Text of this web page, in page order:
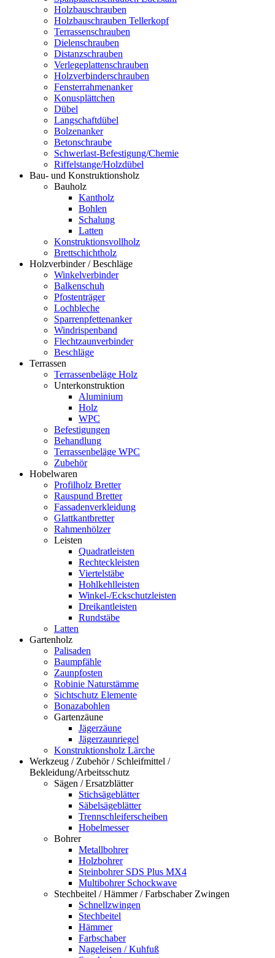
Holzbauschrauben
Holzbauschrauben Tellerkopf
Terrassenschrauben
Dielenschrauben
Distanzschrauben
Verlegeplattenschrauben
Holzverbinderschrauben
Fensterrahmenanker
Konusplättchen
Dübel
Langschaftdübel
Bolzenanker
Betonschraube
Schwerlast-Befestigung/Chemie
Riffelstange/Holzdübel
Bau- und Konstruktionsholz
Bauholz
Kantholz
Bohlen
Schalung
Latten
Konstruktionsvollholz
Brettschichtholz
Holzverbinder / Beschläge
Winkelverbinder
Balkenschuh
Pfostenträger
Lochbleche
Sparrenpfettenanker
Windrispenband
Flechtzaunverbinder
Beschläge
Terrassen
Terrassenbeläge Holz
Unterkonstruktion
Aluminium
Holz
WPC
Befestigungen
Behandlung
Terrassenbeläge WPC
Zubehör
Hobelwaren
Profilholz Bretter
Rauspund Bretter
Fassadenverkleidung
Glattkantbretter
Rahmenhölzer
Leisten
Quadratleisten
Rechteckleisten
Viertelstäbe
Hohlkehlleisten
Winkel-/Eckschutzleisten
Dreikantleisten
Rundstäbe
Latten
Gartenholz
Palisaden
Baumpfähle
Zaunpfosten
Robinie Naturstämme
Sichtschutz Elemente
Bonazabohlen
Gartenzäune
Jägerzäune
Jägerzaunriegel
Konstruktionsholz Lärche
Werkzeug / Zubehör / Schleifmittel /
Bekleidung/Arbeitsschutz
Sägen / Ersatzblätter
Stichsägeblätter
Säbelsägeblätter
Trennschleiferscheiben
Hobelmesser
Bohrer
Metallbohrer
Holzbohrer
Steinbohrer SDS Plus MX4
Multibohrer Schockwave
Stechbeitel / Hämmer / Farbschaber Zwingen
Schnellzwingen
Stechbeitel
Hämmer
Farbschaber
Nageleisen / Kuhfuß